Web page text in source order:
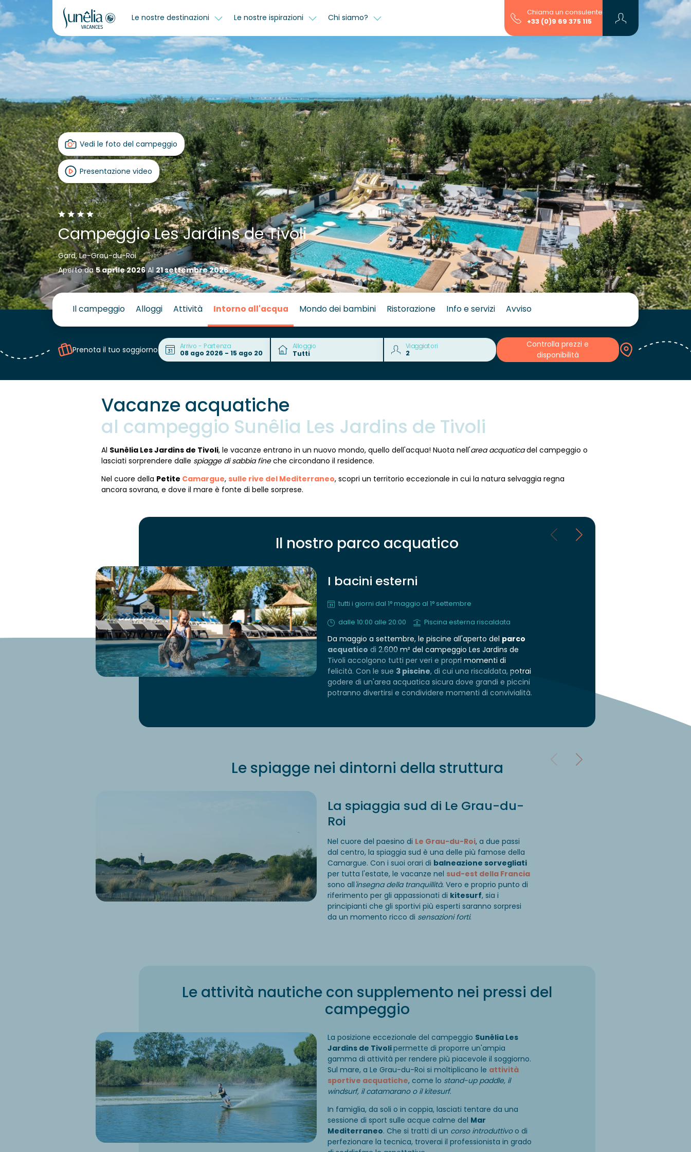
Le nostre destinazioni Le nostre ispirazioni Chi siamo?
Chiama un consulente
+33 (0)9 69 375 115
Vedi le foto del campeggio
Presentazione video
Campeggio Les Jardins de Tivoli
Gard, Le-Grau-du-Roi
Aperto da5 aprile 2026Al21 settembre 2026
Il campeggio Alloggi Attività Intorno all'acqua Mondo dei bambini Ristorazione Info e servizi Avviso
Prenota il tuo soggiorno Arrivo - Partenza Alloggio Viaggiatori
Controlla prezzi e
disponibilità
Vacanze acquatiche
al campeggio Sunêlia Les Jardins de Tivoli
Al Sunêlia Les Jardins de Tivoli, le vacanze entrano in un nuovo mondo, quello dell'acqua! Nuota nell'area acquaticadel campeggio o
lasciati sorprendere dalle spiagge di sabbia fineche circondano il residence.
Nel cuore della Petite Camargue, sulle rive del Mediterraneo, scopri un territorio eccezionale in cui la natura selvaggia regna
ancora sovrana, e dove il mare è fonte di belle sorprese.
Il nostro parco acquatico
I bacini esterni
tutti i giorni dal 1° maggio al 1° settembre
dalle 10:00 alle 20:00 Piscina esterna riscaldata
Da maggio a settembre, le piscine all'aperto del parco
acquatico di 2.600 m² del campeggio Les Jardins de
Tivoli accolgono tutti per veri e propri momenti di
felicità. Con le sue 3 piscine, di cui una riscaldata, potrai
godere di un'area acquatica sicura dove grandi e piccini
potranno divertirsi e condividere momenti di convivialità.
Le spiagge nei dintorni della struttura
La spiaggia sud di Le Grau-du-
Roi
Nel cuore del paesino di Le Grau-du-Roi, a due passi
dal centro, la spiaggia sud è una delle più famose della
Camargue. Con i suoi orari di balneazione sorvegliati
per tutta l'estate, le vacanze nel sud-est della Francia
sono all 'insegna della tranquillità. Vero e proprio punto di
riferimento per gli appassionati di kitesurf, sia i
principianti che gli sportivi più esperti saranno sorpresi
da un momento ricco di sensazioni forti.
Le attività nautiche con supplemento nei pressi del
campeggio
La posizione eccezionale del campeggio Sunêlia Les
Jardins de Tivolipermette di proporre un'ampia
gamma di attività per rendere più piacevole il soggiorno.
Sul mare, a Le Grau-du-Roi si moltiplicano le attività
sportive acquatiche, come lo stand-up paddle, il
windsurf, il catamarano o il kitesurf.
In famiglia, da soli o in coppia, lasciati tentare da una
sessione di sport sulle acque calme del Mar
Mediterraneo. Che si tratti di un corso introduttivoo di
perfezionare la tecnica, troverai il professionista in grado